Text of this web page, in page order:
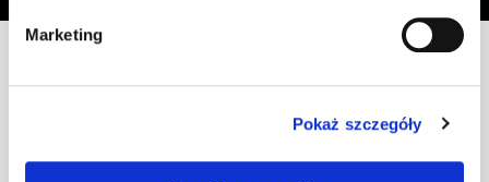
Marketing
Pokaż szczegóły